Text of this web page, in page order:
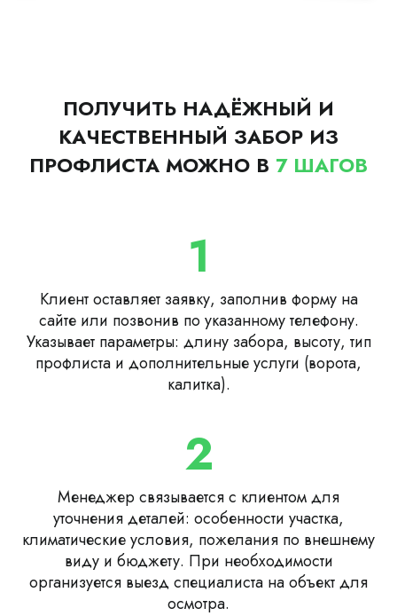
ПОЛУЧИТЬ НАДЁЖНЫЙ И
КАЧЕСТВЕННЫЙ ЗАБОР ИЗ
ПРОФЛИСТА МОЖНО В 7 ШАГОВ
1
Клиент оставляет заявку, заполнив форму на
сайте или позвонив по указанному телефону.
Указывает параметры: длину забора, высоту, тип
профлиста и дополнительные услуги (ворота,
калитка).
2
Менеджер связывается с клиентом для
уточнения деталей: особенности участка,
климатические условия, пожелания по внешнему
виду и бюджету. При необходимости
организуется выезд специалиста на объект для
осмотра.